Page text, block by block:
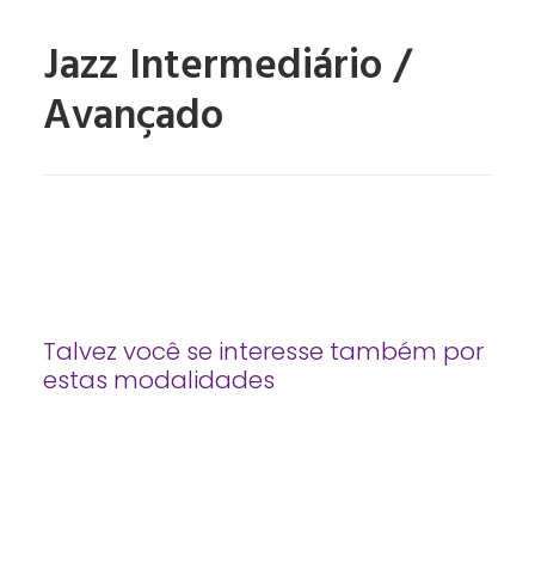
Jazz Intermediário /
Avançado
Talvez você se interesse também por
estas modalidades